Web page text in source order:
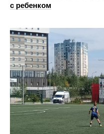
с ребенком